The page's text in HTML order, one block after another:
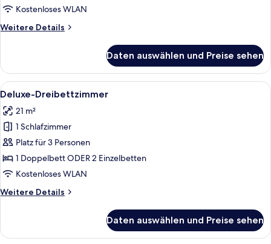
Kostenloses WLAN
Weitere Details
Weitere
Dreibettzimmer
Daten auswählen und Preise sehen
Alle
Fotos
für
Deluxe-
Dreibettzimmer
anzeigen
Ein Schlafzimmer mit einer
9
Deluxe-Dreibettzimmer
21 m²
1 Schlafzimmer
Platz für 3 Personen
1 Doppelbett ODER 2 Einzelbetten
Kostenloses WLAN
Weitere Details
Weitere
Dreibettzimmer
Daten auswählen und Preise sehen